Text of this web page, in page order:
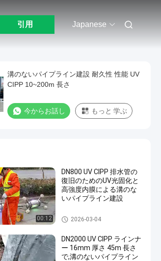
引用 Japanese
溝のないパイプライン建設 耐久性 性能 UV
CIPP 10~200m 長さ
今からお話し もっと 学ぶ
00:12
DN800 UV CIPP 排水管の
復旧のためのUV光固化と
高強度内膜による溝のな
いパイプライン建設
トレンチレスのパイプライン
の構造
2026-03-04
DN2000 UV CIPP ラインナ
ー 16mm 厚さ 45m 長さ
で,溝のないパイプライン